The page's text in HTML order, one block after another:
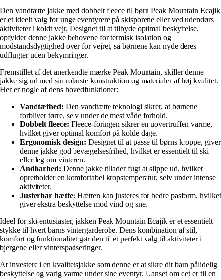
Den vandtætte jakke med dobbelt fleece til børn Peak Mountain Ecajik
er et ideelt valg for unge eventyrere på skisporene eller ved udendørs
aktiviteter i koldt vejr. Designet til at tilbyde optimal beskyttelse,
opfylder denne jakke behovene for termisk isolation og
modstandsdygtighed over for vejret, så børnene kan nyde deres
udflugter uden bekymringer.
Fremstillet af det anerkendte mærke Peak Mountain, skiller denne
jakke sig ud med sin robuste konstruktion og materialer af høj kvalitet.
Her er nogle af dens hovedfunktioner:
Vandtæthed: Den vandtætte teknologi sikrer, at børnene
forbliver tørre, selv under de mest våde forhold.
Dobbelt fleece: Fleece-foringen sikrer en uovertruffen varme,
hvilket giver optimal komfort på kolde dage.
Ergonomisk design: Designet til at passe til børns kroppe, giver
denne jakke god bevægelsesfrihed, hvilket er essentielt til ski
eller leg om vinteren.
Åndbarhed: Denne jakke tillader fugt at slippe ud, hvilket
opretholder en komfortabel kropstemperatur, selv under intense
aktiviteter.
Justerbar hætte: Hætten kan justeres for bedre pasform, hvilket
giver ekstra beskyttelse mod vind og sne.
Ideel for ski-entusiaster, jakken Peak Mountain Ecajik er et essentielt
stykke til hvert barns vintergarderobe. Dens kombination af stil,
komfort og funktionalitet gør den til et perfekt valg til aktiviteter i
bjergene eller vinterspadseringer.
At investere i en kvalitetsjakke som denne er at sikre dit barn pålidelig
beskyttelse og varig varme under sine eventyr. Uanset om det er til en